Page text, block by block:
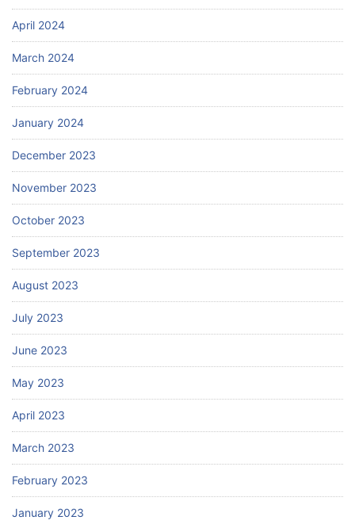
April 2024
March 2024
February 2024
January 2024
December 2023
November 2023
October 2023
September 2023
August 2023
July 2023
June 2023
May 2023
April 2023
March 2023
February 2023
January 2023